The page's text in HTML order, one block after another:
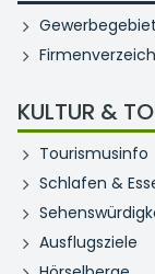
KULTUR &
Tourismusinfo
Schlafen &
Ausflugsziele